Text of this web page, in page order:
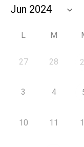
L M
27 28
3 4
10 11